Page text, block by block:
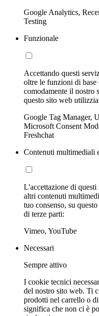
Google Analytics,
Testing
Funzionale
Accettando questi
oltre le funzioni di
comodamente il nostro
questo sito web
Google Tag Manager,
Microsoft Consent
Freshchat
Contenuti multimediali
L'accettazione di
altri contenuti
tuo consenso, su
di terze parti:
Vimeo, YouTube
Necessari
Sempre attivo
I cookie tecnici
del nostro sito web. Ti
prodotti nel carrello o
significa che non ci è